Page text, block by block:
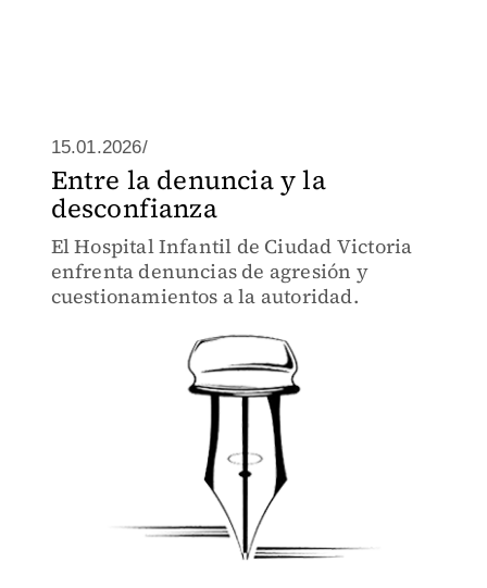
15.01.2026/
Entre la denuncia y la
desconfianza
El Hospital Infantil de Ciudad Victoria
enfrenta denuncias de agresión y
cuestionamientos a la autoridad.